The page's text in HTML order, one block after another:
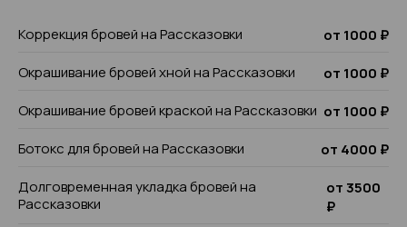
Коррекция бровей на Рассказовки
от 1000 ₽
Окрашивание бровей хной на Рассказовки
от 1000 ₽
Окрашивание бровей краской на Рассказовки от 1000 ₽
Ботокс для бровей на Рассказовки
от 4000 ₽
Долговременная укладка бровей на
Рассказовки
от 3500
₽